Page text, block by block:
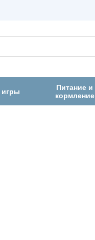
игры
Питание и
кормление